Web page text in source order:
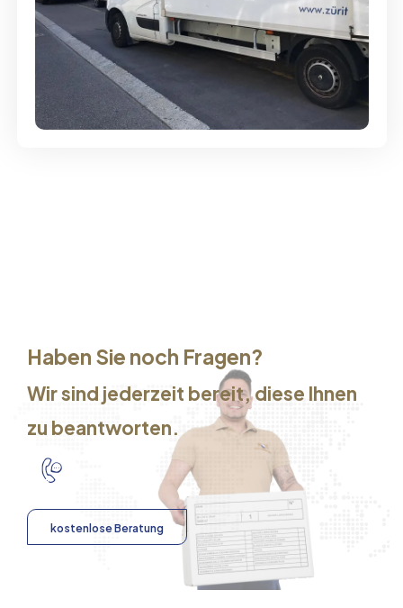
Günstige Umzüge - Hervorragender
Service
Haben Sie noch Fragen?
Wir sind jederzeit bereit, diese Ihnen
zu beantworten.
kostenlose Beratung